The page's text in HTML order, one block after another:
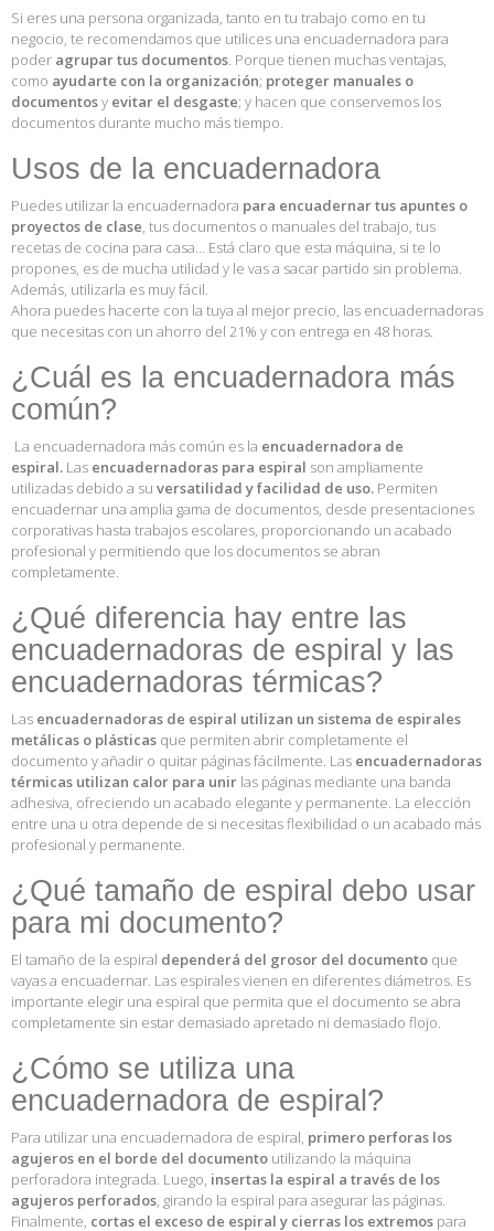
Si eres una persona organizada, tanto en tu trabajo como en tu
negocio, te recomendamos que utilices una encuadernadora para
poder agrupar tus documentos. Porque tienen muchas ventajas,
como ayudarte con la organización; proteger manuales o
documentosy evitar el desgaste; y hacen que conservemos los
documentos durante mucho más tiempo.
Usos de la encuadernadora
Puedes utilizar la encuadernadora para encuadernar tus apuntes o
proyectos de clase, tus documentos o manuales del trabajo, tus
recetas de cocina para casa… Está claro que esta máquina, si te lo
propones, es de mucha utilidad y le vas a sacar partido sin problema.
Además, utilizarla es muy fácil.
Ahora puedes hacerte con la tuya al mejor precio, las encuadernadoras
que necesitas con un ahorro del 21% y con entrega en 48 horas.
¿Cuál es la encuadernadora más
común?
La encuadernadora más común es la encuadernadora de
espiral. Las encuadernadoras para espiral son ampliamente
utilizadas debido a su versatilidad y facilidad de uso. Permiten
encuadernar una amplia gama de documentos, desde presentaciones
corporativas hasta trabajos escolares, proporcionando un acabado
profesional y permitiendo que los documentos se abran
completamente.
¿Qué diferencia hay entre las
encuadernadoras de espiral y las
encuadernadoras térmicas?
Las encuadernadoras de espiral utilizan un sistema de espirales
metálicas o plásticas que permiten abrir completamente el
documento y añadir o quitar páginas fácilmente. Las encuadernadoras
térmicas utilizan calor para unir las páginas mediante una banda
adhesiva, ofreciendo un acabado elegante y permanente. La elección
entre una u otra depende de si necesitas flexibilidad o un acabado más
profesional y permanente.
¿Qué tamaño de espiral debo usar
para mi documento?
El tamaño de la espiral dependerá del grosor del documento que
vayas a encuadernar. Las espirales vienen en diferentes diámetros. Es
importante elegir una espiral que permita que el documento se abra
completamente sin estar demasiado apretado ni demasiado flojo.
¿Cómo se utiliza una
encuadernadora de espiral?
Para utilizar una encuadernadora de espiral, primero perforas los
agujeros en el borde del documento utilizando la máquina
perforadora integrada. Luego, insertas la espiral a través de los
agujeros perforados, girando la espiral para asegurar las páginas.
Finalmente, cortas el exceso de espiral y cierras los extremos para